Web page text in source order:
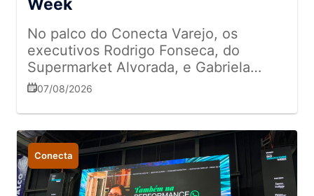
Week
No palco do Conecta Varejo, os
executivos Rodrigo Fonseca, do
Supermarket Alvorada, e Gabriela
Maravilhas, do Zona Sul, contaram
jornada de compras dos consumidores
com produtos de marcas próprias
07/08/2026
Conecta